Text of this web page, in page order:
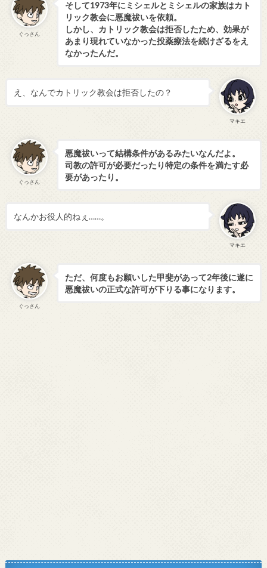
ぐっさん
そして1973年にミシェルとミシェルの家族はカト
リック教会に悪魔祓いを依頼。
しかし、カトリック教会は拒否したため、効果が
あまり現れていなかった投薬療法を続けざるをえ
なかったんだ。
マキエ
え、なんでカトリック教会は拒否したの？
ぐっさん
悪魔祓いって結構条件があるみたいなんだよ。
司教の許可が必要だったり特定の条件を満たす必
要があったり。
マキエ
なんかお役人的ねぇ……。
ぐっさん
ただ、何度もお願いした甲斐があって2年後に遂に
悪魔祓いの正式な許可が下りる事になります。